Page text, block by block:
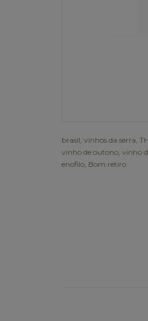
brasil vinhos da serra
vinho de outono vinho
enofilo Bom retiro